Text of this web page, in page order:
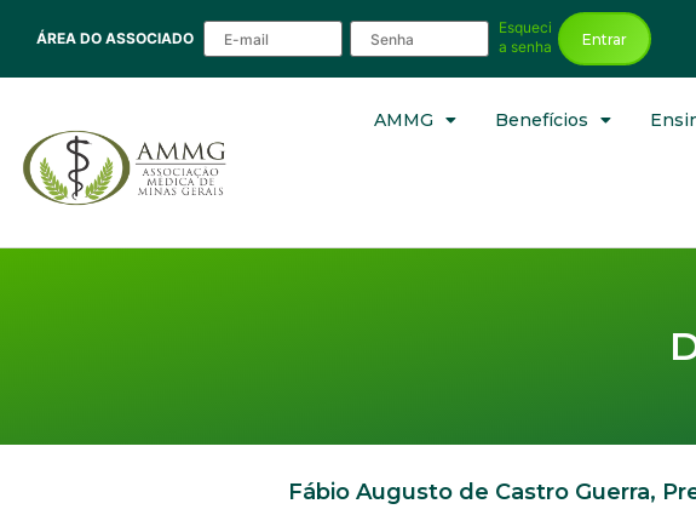
ÁREA DO ASSOCIADO
Esqueci
a senha
Entrar
AMMG Benefícios
Fábio Augusto de Castro Guerra,